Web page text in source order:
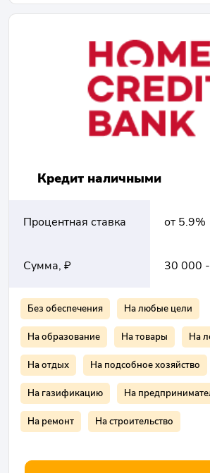
Кредит наличными
Процентная ставка от 5.9%
Сумма, ₽ 30 000
Без обеспечения На любые цели
На образование На товары На
На отдых На подсобное хозяйство
На газификацию На
На ремонт На строительство